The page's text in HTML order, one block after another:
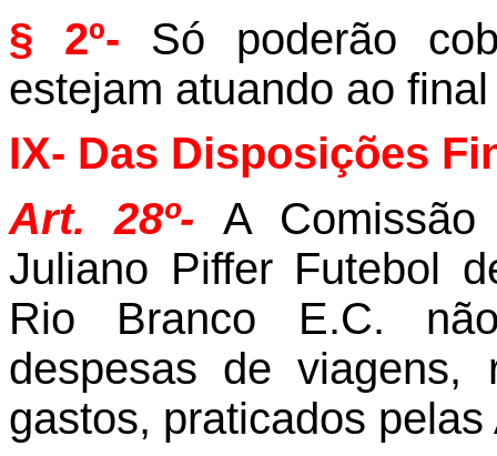
§ 2º-
Só poderão
estejam atuando ao
IX- Das Disposições
Art. 28º-
A
Juliano Piffer Futebol
Rio Branco E.C.
despesas de viagens,
gastos, praticados